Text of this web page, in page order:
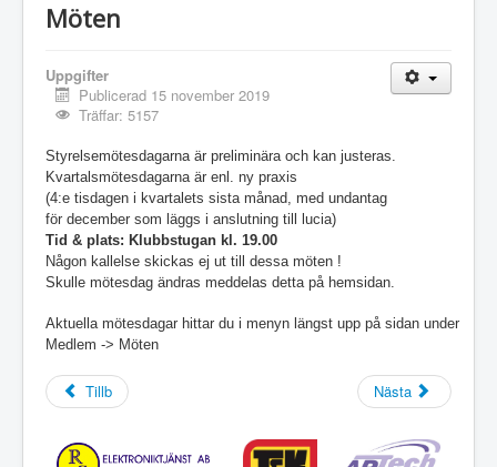
Information
Aktiviteter
Medlem
Shop
Möten
Uppgifter
Publicerad 15 november 2019
Träffar: 5157
Styrelsemötesdagarna är preliminära och kan justeras.
Kvartalsmötesdagarna är enl. ny praxis
(4:e tisdagen i kvartalets sista månad, med undantag
för december som läggs i anslutning till lucia)
Tid & plats: Klubbstugan kl. 19.00
Någon kallelse skickas ej ut till dessa möten !
Skulle mötesdag ändras meddelas detta på hemsidan.
Aktuella mötesdagar hittar du i menyn längst upp på sidan under
Medlem -> Möten
Tillb Nästa